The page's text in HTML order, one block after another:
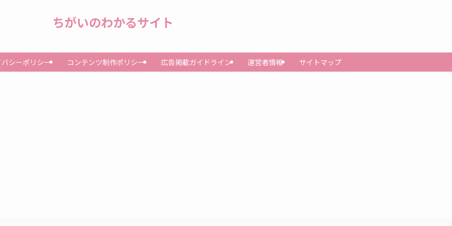
ちがいのわかるサイト
シーポリシー コンテンツ制作ポリシー 広告掲載ガイドライン 運営者情報 サイトマップ